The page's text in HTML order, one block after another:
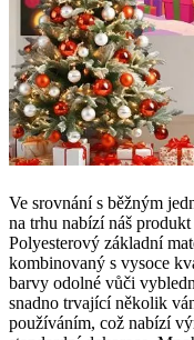
Ve srovnání s běžným
na trhu nabízí náš
Polyesterový základní
kombinovaný s vysoce
barvy odolné vůči
snadno trvající několik
používáním, což nabízí